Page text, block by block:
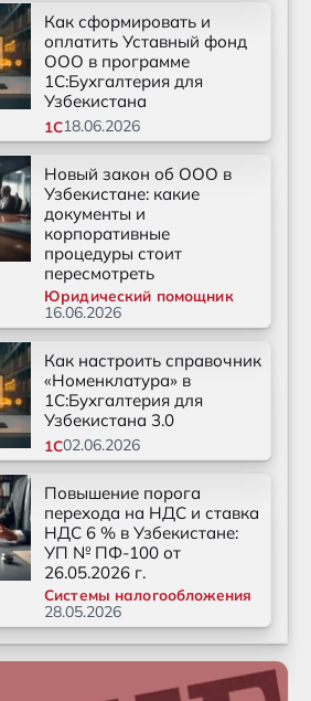
Как сформировать и
оплатить Уставный фонд
ООО в программе
1С:Бухгалтерия для
Узбекистана
1С18.06.2026
Новый закон об ООО в
Узбекистане: какие
документы и
корпоративные
процедуры стоит
пересмотреть
Юридический помощник
16.06.2026
Как настроить справочник
«Номенклатура» в
1С:Бухгалтерия для
Узбекистана 3.0
1С02.06.2026
Повышение порога
перехода на НДС и ставка
НДС 6 % в Узбекистане:
УП № ПФ-100 от
26.05.2026 г.
Системы налогообложения
28.05.2026